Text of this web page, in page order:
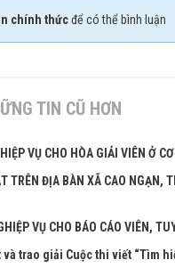
chính thứcđể có thể bình luận
TIN CŨ HƠN
VỤ CHO HÒA GIẢI VIÊN Ở
TRÊN ĐỊA BÀN XÃ CAO NGẠN,
VỤ CHO BÁO CÁO VIÊN,
trao giải Cuộc thi viết “Tìm